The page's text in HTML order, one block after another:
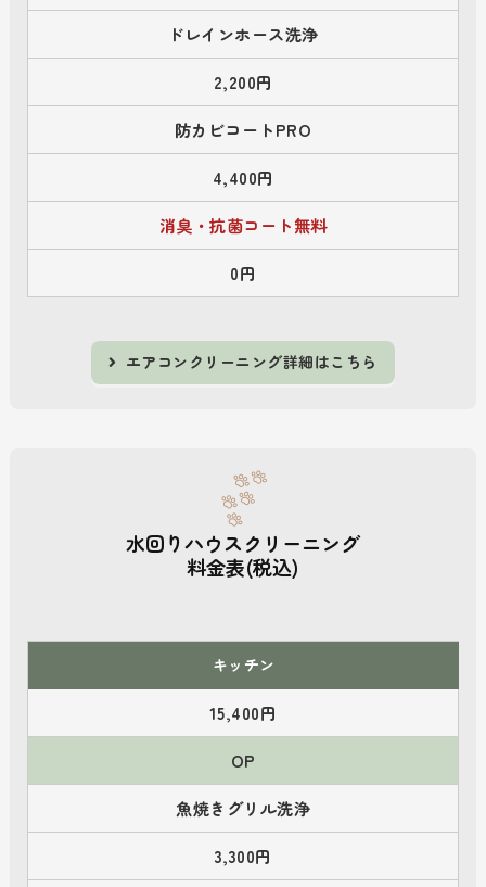
ドレインホース洗浄
2,200円
防カビコートPRO
4,400円
消臭・抗菌コート無料
0円
エアコンクリーニング詳細はこちら
水回りハウスクリーニング
料金表(税込)
キッチン
15,400円
OP
魚焼きグリル洗浄
3,300円